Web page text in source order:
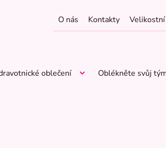
O nás Kontakty
oblečení Oblékněte svůj